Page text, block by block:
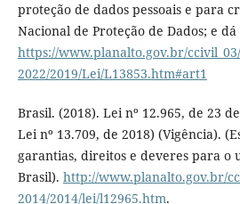
proteção de dados pessoais e para
Nacional de Proteção de Dados; e
https://www.planalto.gov.br/
2022/2019/Lei/L13853.htm#art1
Brasil. (2018). Lei nº 12.965, de 23
Lei nº 13.709, de 2018) (Vigência).
garantias, direitos e deveres para o
Brasil). http://www.planalto.gov.br/
2014/2014/lei/l12965.htm.